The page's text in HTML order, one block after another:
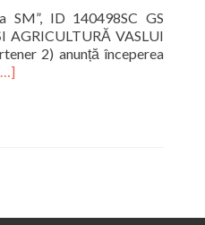
SM”, ID 140498SC GS
AGRICULTURĂ VASLUI
2) anunță începerea